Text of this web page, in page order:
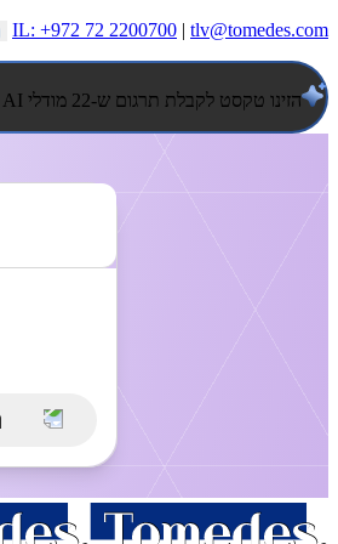
IL: +972 72 2200700 | tlv@tomedes.com
הזינו טקסט לקבלת תרגום ש-22 מודלי AI מסכימים עליו